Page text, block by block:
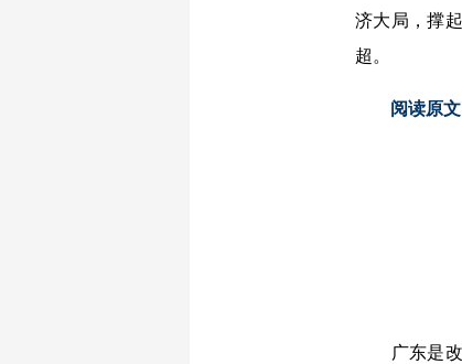
济大局，撑
超。
阅读原文
广东是改革